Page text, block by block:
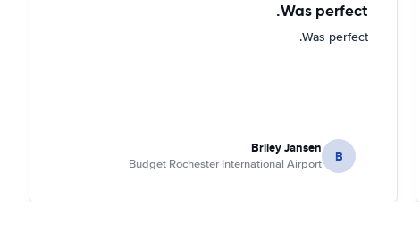
Was perfect.
Was perfect.
B
Briley Jansen
Budget Rochester International Airport